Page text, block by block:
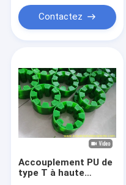
Contactez
Accouplement PU de
type T à haute